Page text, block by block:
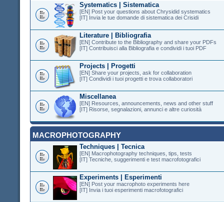
Systematics | Sistematica
[EN] Post your questions about Chrysidid systematics
[IT] Invia le tue domande di sistematica dei Crisidi
Literature | Bibliografia
[EN] Contribute to the Bibliography and share your PDFs
[IT] Contribuisci alla Bibliografia e condividi i tuoi PDF
Projects | Progetti
[EN] Share your projects, ask for collaboration
[IT] Condividi i tuoi progetti e trova collaboratori
Miscellanea
[EN] Resources, announcements, news and other stuff
[IT] Risorse, segnalazioni, annunci e altre curiosità
MACROPHOTOGRAPHY
Techniques | Tecnica
[EN] Macrophotography techniques, tips, tests
[IT] Tecniche, suggerimenti e test macrofotografici
Experiments | Esperimenti
[EN] Post your macrophoto experiments here
[IT] Invia i tuoi esperimenti macrofotografici